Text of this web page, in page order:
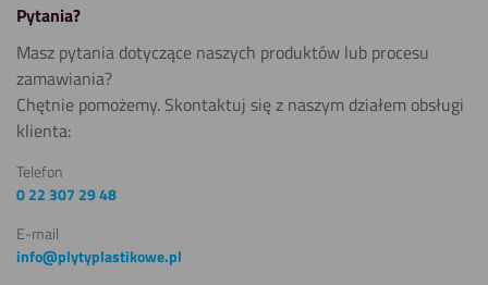
Pytania?
Masz pytania dotyczące naszych produktów lub procesu
zamawiania?
Chętnie pomożemy. Skontaktuj się z naszym działem obsługi
klienta:
Telefon
0 22 307 29 48
E-mail
info@plytyplastikowe.pl